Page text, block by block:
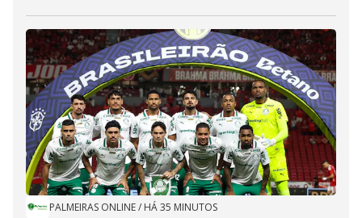
PALMEIRAS ONLINE/ HÁ 35 MINUTOS